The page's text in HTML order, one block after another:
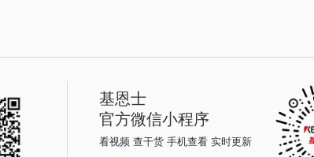
基恩士
官方微信小程序
看视频 查干货 手机查看 实时更新